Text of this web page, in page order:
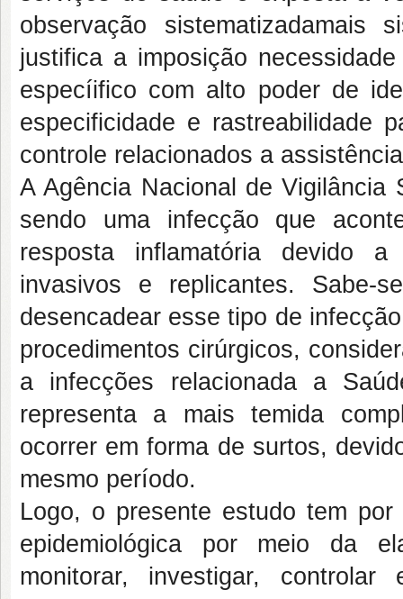
observação sistematizadamais
justifica a imposição
especíifico com alto poder de
especificidade e rastreabilidade
controle relacionados a
A Agência Nacional de Vigilância
sendo uma infecção que
resposta inflamatória devido a
invasivos e replicantes. Sabe-
desencadear esse tipo de
procedimentos cirúrgicos,
a infecções relacionada a
representa a mais temida
ocorrer em forma de surtos,
mesmo período.
Logo, o presente estudo tem
epidemiológica por meio da
monitorar, investigar,